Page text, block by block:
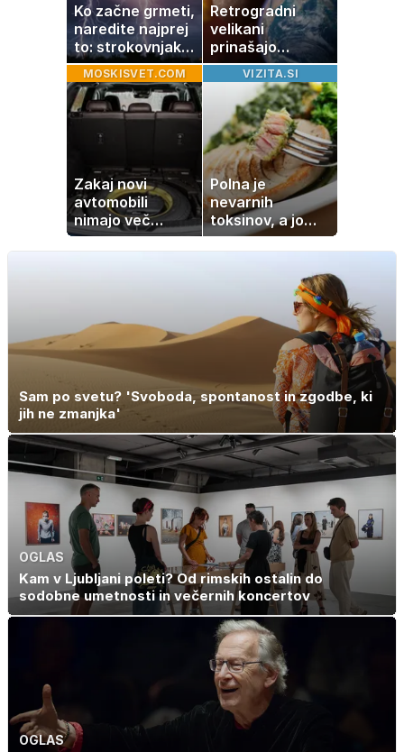
Ko začne grmeti,
naredite najprej
to: strokovnjaki
opozarjajo na
pogosto napako
Retrogradni
velikani
prinašajo
pomembne
premike – kaj
pomeni, da so
Saturn, Neptun
in Pluton hkrati
retrogradni?
MOSKISVET.COM
Zakaj novi
avtomobili
nimajo več
rezervne gume?
VIZITA.SI
Polna je
nevarnih
toksinov, a jo
imamo vsi radi:
to je najbolj
nezdrava riba, ki
jo mnogi redno
Sam po svetu? 'Svoboda, spontanost in zgodbe, ki
jih ne zmanjka'
OGLAS
Kam v Ljubljani poleti? Od rimskih ostalin do
sodobne umetnosti in večernih koncertov
OGLAS